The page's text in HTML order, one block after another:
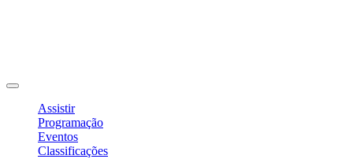
Assistir
Programação
Eventos
Classificações